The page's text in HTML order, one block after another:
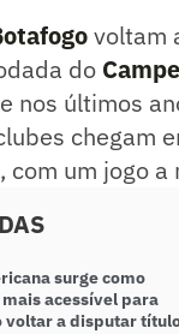
voltam
do
nos últimos
chegam
com um jogo
surge como
acessível para
voltar a disputar